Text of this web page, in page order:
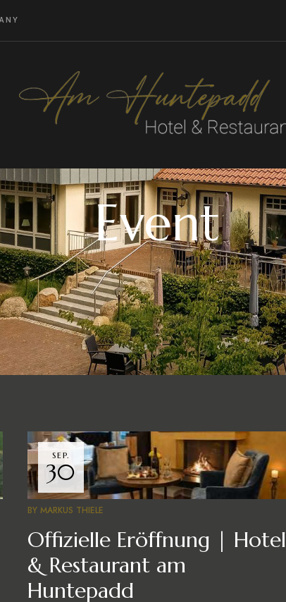
Event
SEP.
30
BY MARKUS THIELE
Offizielle Eröffnung | Hotel
& Restaurant am
Huntepadd